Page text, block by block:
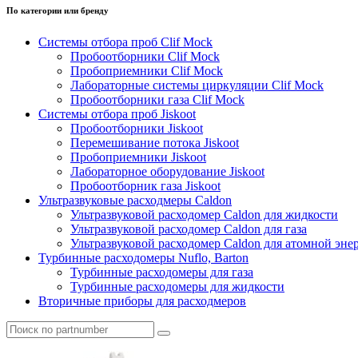
По категории или бренду
Системы отбора проб Clif Mock
Пробоотборники Clif Mock
Пробоприемники Clif Mock
Лабораторные системы циркуляции Clif Mock
Пробоотборники газа Clif Mock
Системы отбора проб Jiskoot
Пробоотборники Jiskoot
Перемешивание потока Jiskoot
Пробоприемники Jiskoot
Лабораторное оборудование Jiskoot
Пробоотборник газа Jiskoot
Ультразвуковые расходмеры Caldon
Ультразвуковой расходомер Caldon для жидкости
Ультразвуковой расходомер Caldon для газа
Ультразвуковой расходомер Caldon для атомной
Турбинные расходомеры Nuflo, Barton
Турбинные расходомеры для газа
Турбинные расходомеры для жидкости
Вторичные приборы для расходмеров